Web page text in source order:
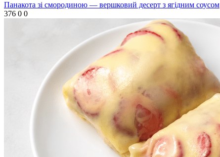
Панакота зі смородиною — вершковий десерт з ягідним соусом
376 0 0